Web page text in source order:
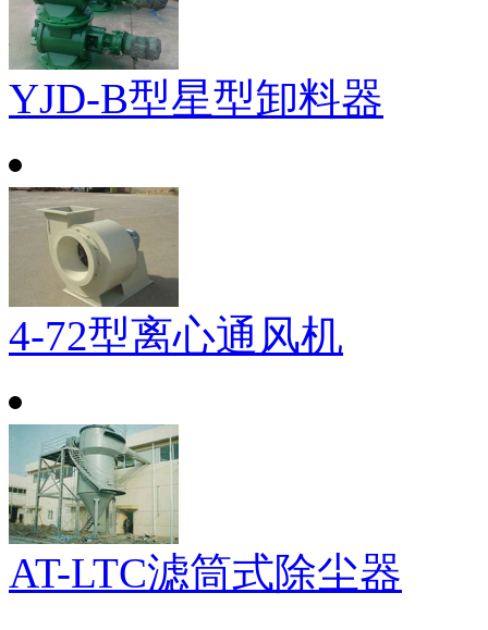
YJD-B型星型卸料器
4-72型离心通风机
AT-LTC滤筒式除尘器